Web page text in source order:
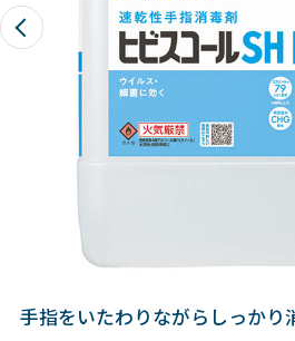
手指をいたわりながらしっかり